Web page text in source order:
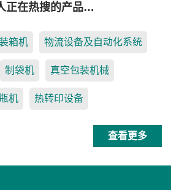
正在热搜的产品…
箱机 物流设备及自动化系统
制袋机 真空包装机械
机 热转印设备
查看更多